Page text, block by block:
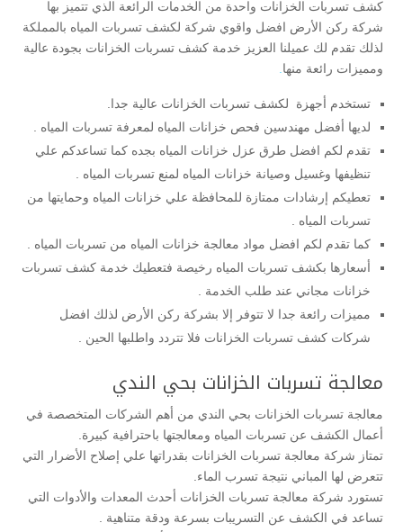
كشف تسربات الخزانات واحدة من الخدمات الرائعة الذي تتميز بها
شركة ركن الأرض افضل واقوي شركة لكشف تسربات المياه بالمملكة
لذلك تقدم لك عميلنا العزيز خدمة كشف تسربات الخزانات بجودة عالية
ومميزات رائعة منها
تستخدم أجهزة لكشف تسربات الخزانات عالية جدا.
لديها أفضل مهندسين فحص خزانات المياه لمعرفة تسربات المياه .
تقدم لكم افضل طرق عزل خزانات المياه بجده كما تساعدكم علي
تنظيفها وغسيل وصيانة خزانات المياه لمنع تسربات المياه .
تعطيكم إرشادات ممتازة للمحافظة علي خزانات المياه وحمايتها من
تسربات المياه .
كما تقدم لكم افضل مواد معالجة خزانات المياه من تسربات المياه .
أسعارها بكشف تسربات المياه رخيصة فتعطيك خدمة كشف تسربات
خزانات مجاني عند طلب الخدمة .
مميزات رائعة جدا لا تتوفر إلا بشركة ركن الأرض لذلك افضل
شركات كشف تسربات الخزانات فلا تتردد واطلبها الحين .
معالجة تسربات الخزانات بحي الندي
معالجة تسربات الخزانات بحي الندي من أهم الشركات المتخصصة في
أعمال الكشف عن تسربات المياه ومعالجتها باحترافية كبيرة.
تمتاز شركة معالجة تسربات الخزانات بقدراتها علي إصلاح الأضرار التي
تتعرض لها المباني نتيجة تسرب الماء.
تستورد شركة معالجة تسربات الخزانات أحدث المعدات والأدوات التي
تساعد في الكشف عن التسريبات بسرعة ودقة متناهية .